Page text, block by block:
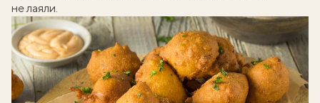
не лаяли.